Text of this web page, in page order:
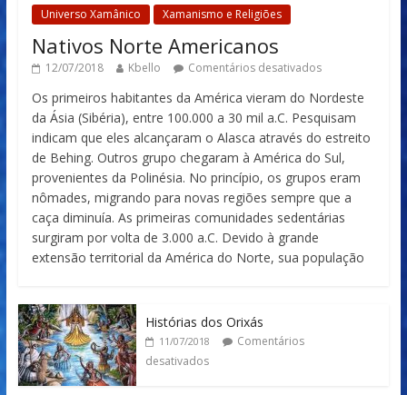
Universo Xamânico Xamanismo e Religiões
Nativos Norte Americanos
12/07/2018 Kbello Comentários desativados
Os primeiros habitantes da América vieram do Nordeste
da Ásia (Sibéria), entre 100.000 a 30 mil a.C. Pesquisam
indicam que eles alcançaram o Alasca através do estreito
de Behing. Outros grupo chegaram à América do Sul,
provenientes da Polinésia. No princípio, os grupos eram
nômades, migrando para novas regiões sempre que a
caça diminuía. As primeiras comunidades sedentárias
surgiram por volta de 3.000 a.C. Devido à grande
extensão territorial da América do Norte, sua população
Histórias dos Orixás
11/07/2018
Comentários
desativados